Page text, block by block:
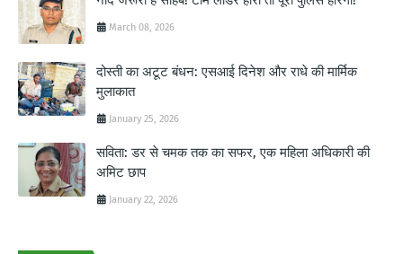
March 08, 2026
दोस्ती का अटूट बंधन: एसआई दिनेश और राधे की मार्मिक
मुलाकात
January 25, 2026
सविता: डर से चमक तक का सफर, एक महिला अधिकारी की
अमिट छाप
January 22, 2026